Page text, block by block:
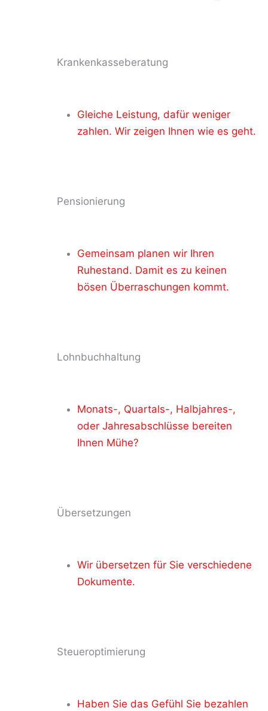
Krankenkasseberatung
Gleiche Leistung, dafür weniger
zahlen. Wir zeigen Ihnen wie es geht.
Pensionierung
Gemeinsam planen wir Ihren
Ruhestand. Damit es zu keinen
bösen Überraschungen kommt.
Lohnbuchhaltung
Monats-, Quartals-, Halbjahres-,
oder Jahresabschlüsse bereiten
Ihnen Mühe?
Übersetzungen
Wir übersetzen für Sie verschiedene
Dokumente.
Steueroptimierung
Haben Sie das Gefühl Sie bezahlen